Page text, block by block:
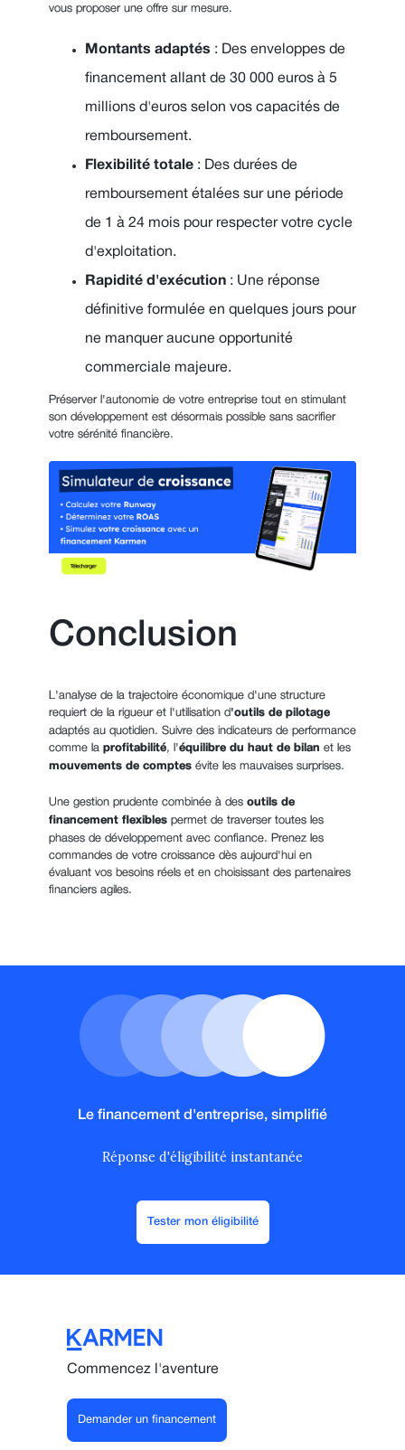
vous proposer une offre sur mesure.
Montants adaptés : Des enveloppes de
financement allant de 30 000 euros à 5
millions d'euros selon vos capacités de
remboursement.
Flexibilité totale : Des durées de
remboursement étalées sur une période
de 1 à 24 mois pour respecter votre cycle
d'exploitation.
Rapidité d'exécution : Une réponse
définitive formulée en quelques jours pour
ne manquer aucune opportunité
commerciale majeure.
Préserver l'autonomie de votre entreprise tout en stimulant
son développement est désormais possible sans sacrifier
votre sérénité financière.
Conclusion
L'analyse de la trajectoire économique d'une structure
requiert de la rigueur et l'utilisation d'outils de pilotage
adaptés au quotidien. Suivre des indicateurs de performance
comme la profitabilité, l'équilibre du haut de bilan et les
mouvements de comptes évite les mauvaises surprises.
Une gestion prudente combinée à des outils de
financement flexibles permet de traverser toutes les
phases de développement avec confiance. Prenez les
commandes de votre croissance dès aujourd'hui en
évaluant vos besoins réels et en choisissant des partenaires
financiers agiles.
Le financement d'entreprise, simplifié
Réponse d'éligibilité instantanée
Tester mon éligibilité
Commencez l'aventure
Demander un financement